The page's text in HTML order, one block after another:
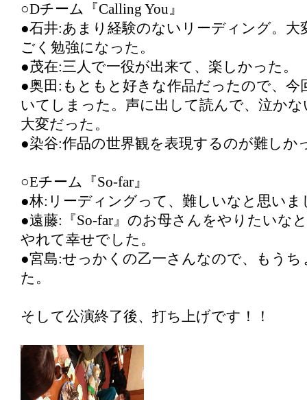
○Dチーム『Calling You』
●石井:あまり経験のないリーディング。大
ごく勉強になった。
●茂在:三人で一役が出来て、楽しかった。
●奥田:もともと好きな作品だったので、今
いてしまった。声に出して読んで、泣か
大変だった。
●染谷:作品の世界観を表現するのが難しか
○Eチーム『So-far』
●林:リーディングって、難しいなと思いま
●遠藤:『So-far』のお母さんをやりたいな
やれて幸せでした。
●宮島:せっかくの乙一さんなので、もう
た。
そして公演終了後、打ち上げです！！